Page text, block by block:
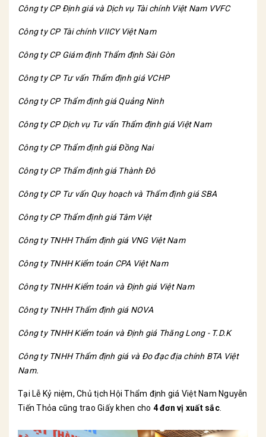
Công ty CP Định giá và Dịch vụ Tài chính Việt Nam VVFC
Công ty CP Tài chính VIICY Việt Nam
Công ty CP Giám định Thẩm định Sài Gòn
Công ty CP Tư vấn Thẩm định giá VCHP
Công ty CP Thẩm định giá Quảng Ninh
Công ty CP Dịch vụ Tư vấn Thẩm định giá Việt Nam
Công ty CP Thẩm định giá Đồng Nai
Công ty CP Thẩm định giá Thành Đô
Công ty CP Tư vấn Quy hoạch và Thẩm định giá SBA
Công ty CP Thẩm định giá Tâm Việt
Công ty TNHH Thẩm định giá VNG Việt Nam
Công ty TNHH Kiểm toán CPA Việt Nam
Công ty TNHH Kiểm toán và Định giá Việt Nam
Công ty TNHH Thẩm định giá NOVA
Công ty TNHH Kiểm toán và Định giá Thăng Long - T.D.K
Công ty TNHH Thẩm định giá và Đo đạc địa chính BTA Việt
Nam.
Tại Lễ Kỷ niệm, Chủ tịch Hội Thẩm định giá Việt Nam Nguyễn
Tiến Thỏa cũng trao Giấy khen cho 4 đơn vị xuất sắc.